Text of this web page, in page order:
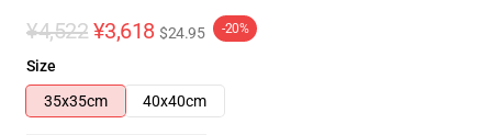
¥4,522 ¥3,618 $24.95 -20%
Size
35x35cm
40x40cm